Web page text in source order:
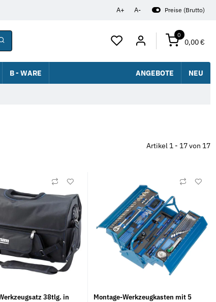
A+ A- Preise (Brutto)
0
0,00 €
B - WARE ANGEBOTE NEU
Artikel 1 - 17 von 17
38tlg. in
Montage-Werkzeugkasten mit 5